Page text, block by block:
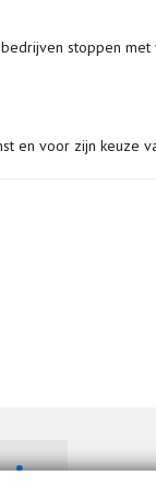
stoppen
en voor zijn keuze
Bekijk